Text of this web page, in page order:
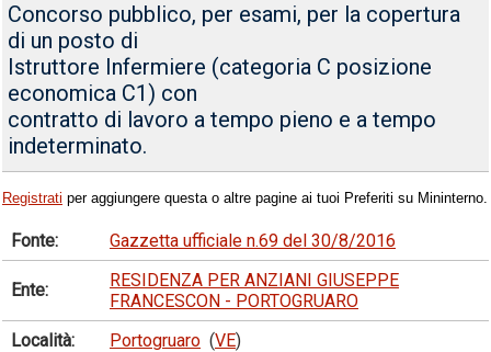
Concorso pubblico, per esami, per la copertura
di un posto di
Istruttore Infermiere (categoria C posizione
economica C1) con
contratto di lavoro a tempo pieno e a tempo
indeterminato.
Registrati per aggiungere questa o altre pagine ai tuoi Preferiti su Mininterno.
Fonte: Gazzetta ufficiale n.69 del 30/8/2016
Ente:
RESIDENZA PER ANZIANI GIUSEPPE
FRANCESCON - PORTOGRUARO
Località:
Portogruaro (VE)